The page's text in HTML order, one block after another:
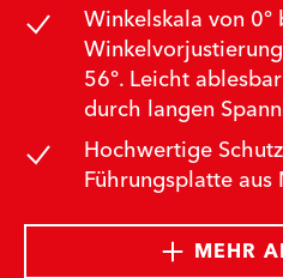
Winkelskala von 0°
56°. Leicht
durch langen
Hochwertige
Führungsplatte
MEHR